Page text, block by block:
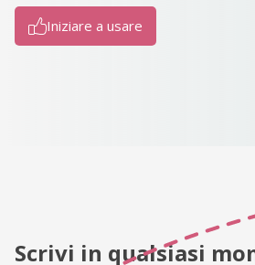
Iniziare a usare
Scrivi in ​​qualsiasi